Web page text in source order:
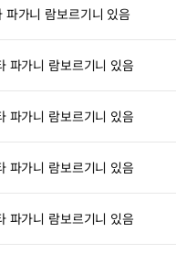
파가니 람보르기니 있음
파가니 람보르기니 있음
파가니 람보르기니 있음
파가니 람보르기니 있음
파가니 람보르기니 있음